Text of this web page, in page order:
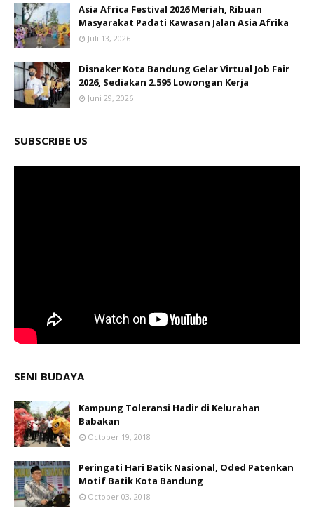
Asia Africa Festival 2026 Meriah, Ribuan
Masyarakat Padati Kawasan Jalan Asia Afrika
Juli 13, 2026
Disnaker Kota Bandung Gelar Virtual Job Fair
2026, Sediakan 2.595 Lowongan Kerja
Juni 29, 2026
SUBSCRIBE US
SENI BUDAYA
Kampung Toleransi Hadir di Kelurahan
Babakan
October 19, 2018
Peringati Hari Batik Nasional, Oded Patenkan
Motif Batik Kota Bandung
October 03, 2018